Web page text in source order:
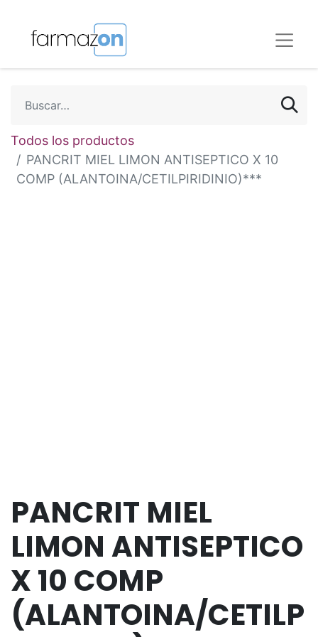
Todos los productos
PANCRIT MIEL LIMON ANTISEPTICO X 10
COMP (ALANTOINA/CETILPIRIDINIO)***
PANCRIT MIEL
LIMON ANTISEPTICO
X 10 COMP
(ALANTOINA/CETILP